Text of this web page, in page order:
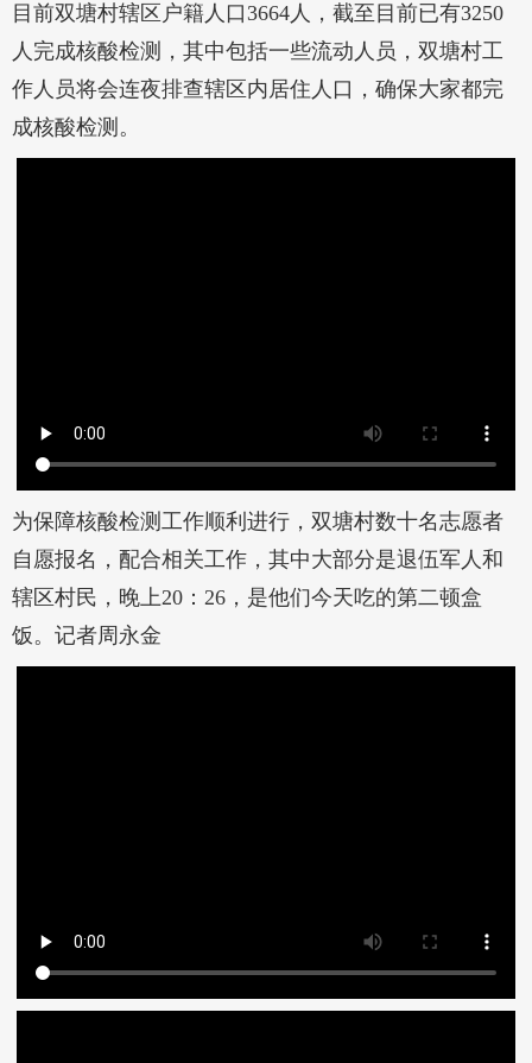
目前双塘村辖区户籍人口3664人，截至目前已有3250
人完成核酸检测，其中包括一些流动人员，双塘村工
作人员将会连夜排查辖区内居住人口，确保大家都完
成核酸检测。
为保障核酸检测工作顺利进行，双塘村数十名志愿者
自愿报名，配合相关工作，其中大部分是退伍军人和
辖区村民，晚上20：26，是他们今天吃的第二顿盒
饭。记者周永金